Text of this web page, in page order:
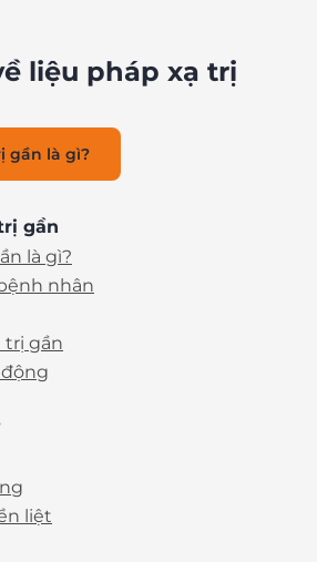
liệu pháp xạ trị
gần là gì?
gần
là gì?
nhân
trị gần
liệt